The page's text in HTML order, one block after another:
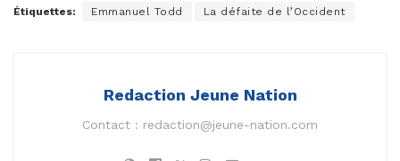
Étiquettes: Emmanuel Todd La défaite de l’Occident
Redaction Jeune Nation
Contact : redaction@jeune-nation.com